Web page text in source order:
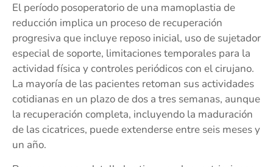
El período posoperatorio de una mamoplastia de
reducción implica un proceso de recuperación
progresiva que incluye reposo inicial, uso de sujetador
especial de soporte, limitaciones temporales para la
actividad física y controles periódicos con el cirujano.
La mayoría de las pacientes retoman sus actividades
cotidianas en un plazo de dos a tres semanas, aunque
la recuperación completa, incluyendo la maduración
de las cicatrices, puede extenderse entre seis meses y
un año.